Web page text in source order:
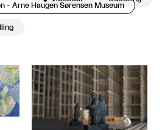
- Arne Haugen Sørensen Museum